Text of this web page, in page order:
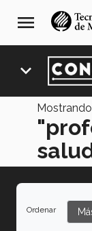
navegación
principal
menu
expand_more
Mostrando
Ordenar